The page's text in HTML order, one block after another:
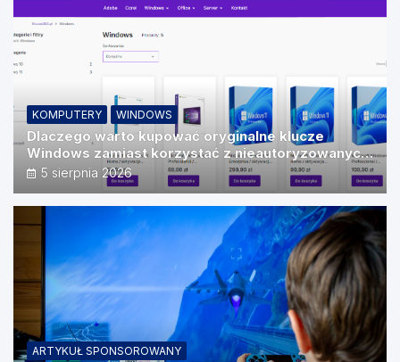
KOMPUTERY WINDOWS
Dlaczego warto kupować oryginalne klucze
Windows zamiast korzystać z nieautoryzowanych
źródeł?
5 sierpnia 2026
ARTYKUŁ SPONSOROWANY